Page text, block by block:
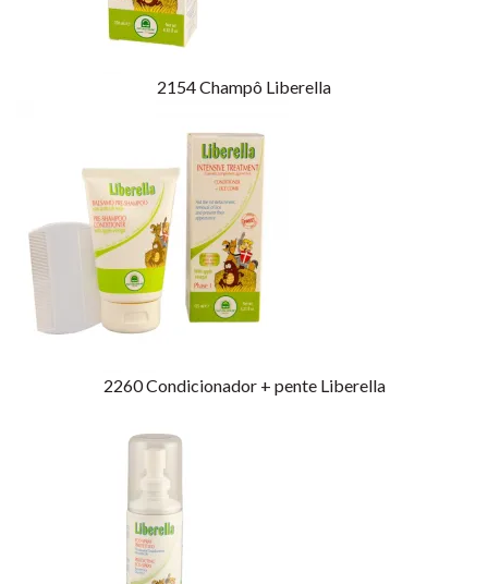
2154Champô Liberella
2260Condicionador + pente Liberella